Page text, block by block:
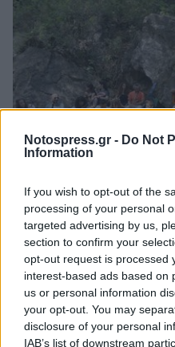
Notospress.gr - Do Not
Information
If you wish to opt-out of the
processing of your personal
targeted advertising by us,
section to confirm your
opt-out request is processed
interest-based ads based on
us or personal information
your opt-out. You may
disclosure of your personal
IAB’s list of downstream
Πελοπόννησος
Λακωνία: Δυνάμεις
στηρίζουν
Ξηροκάμπι και
27 Ιουνίου 2023 13:38